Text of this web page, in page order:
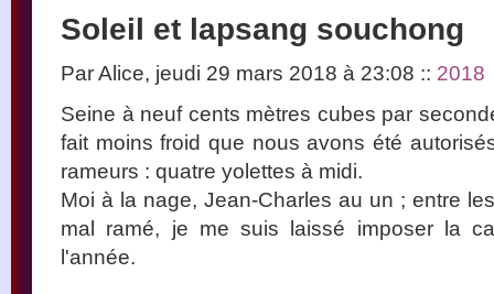
Soleil et lapsang souchong
Par Alice, jeudi 29 mars 2018 à 23:08 :: 2018
Seine à neuf cents mètres cubes par
fait moins froid que nous avons été
rameurs : quatre yolettes à midi.
Moi à la nage, Jean-Charles au un ; entre
mal ramé, je me suis laissé imposer la
l'année.